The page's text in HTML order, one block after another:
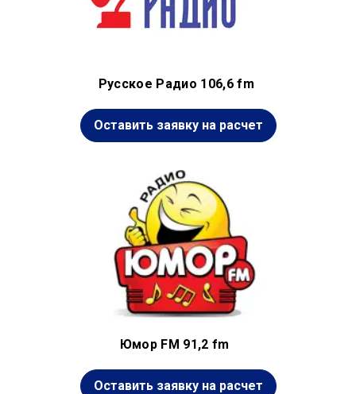
Русское Радио 106,6 fm
Оставить заявку на расчет
Юмор FM 91,2 fm
Оставить заявку на расчет